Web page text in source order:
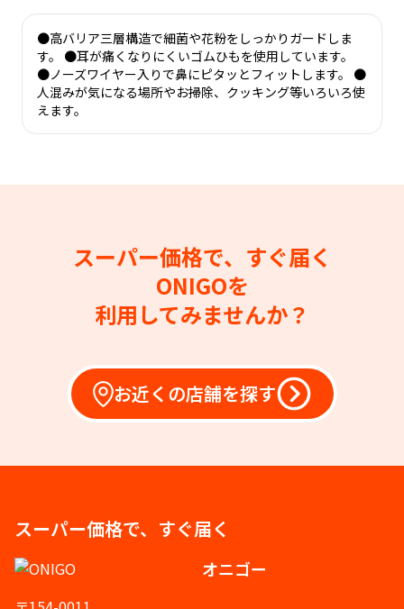
●高バリア三層構造で細菌や花粉をしっかりガードしま
す。 ●耳が痛くなりにくいゴムひもを使用しています。
●ノーズワイヤー入りで鼻にピタッとフィットします。 ●
人混みが気になる場所やお掃除、クッキング等いろいろ使
えます。
スーパー価格で、すぐ届く
ONIGOを
利用してみませんか？
お近くの店舗を探す
スーパー価格で、すぐ届く
オニゴー